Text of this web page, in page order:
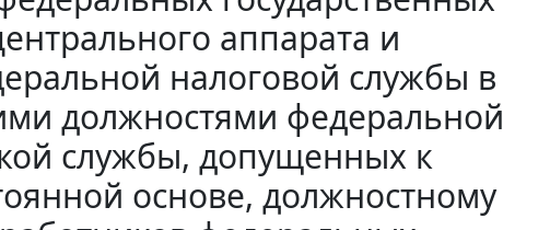
аппарата и
налоговой службы в
должностями федеральной
службы, допущенных к
основе, должностному